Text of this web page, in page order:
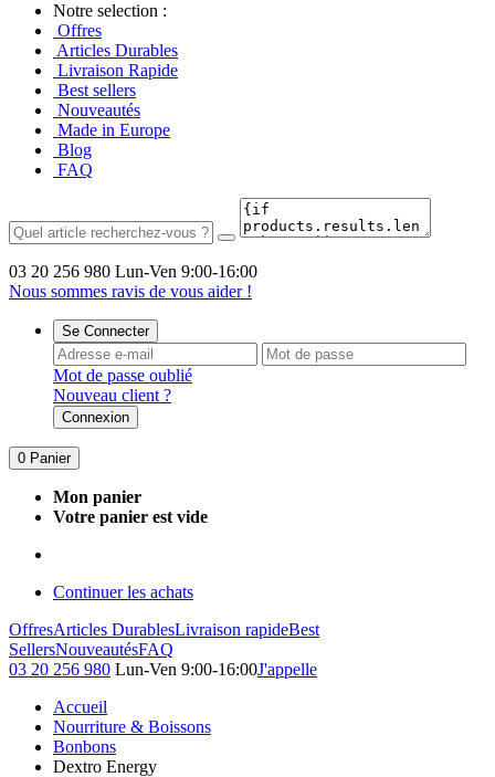
Notre selection :
Offres
Articles Durables
Livraison Rapide
Best sellers
Nouveautés
Made in Europe
Blog
FAQ
03 20 256 980 Lun-Ven 9:00-16:00
Nous sommes ravis de vous aider !
Se Connecter
Mot de passe oublié
Nouveau client ?
Connexion
0 Panier
Mon panier
Votre panier est vide
Continuer les achats
OffresArticles DurablesLivraison rapideBest
SellersNouveautésFAQ
03 20 256 980 Lun-Ven 9:00-16:00J'appelle
Accueil
Nourriture & Boissons
Bonbons
Dextro Energy